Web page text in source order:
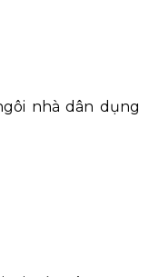
nhà dân dụng